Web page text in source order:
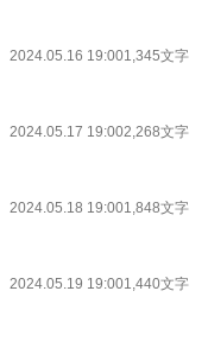
2024.05.16 19:001,345文字
2024.05.17 19:002,268文字
2024.05.18 19:001,848文字
2024.05.19 19:001,440文字